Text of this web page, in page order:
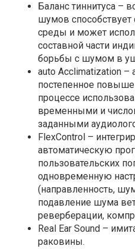
Баланс тиннитуса –
шумов
среды и может
составной части
борьбы с шумом в
auto Acclimatization –
постепенное
процессе
временными и
заданными
FlexControl –
автоматическую
пользовательских
одновременную
(направленность,
подавление шума
реверберации,
Real Ear Sound –
раковины.